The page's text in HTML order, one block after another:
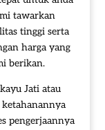
tawarkan
tinggi serta
harga yang
berikan.
Jati atau
pengerjaannya